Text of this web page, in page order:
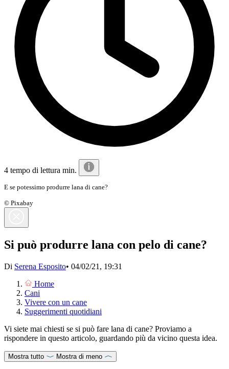
4 tempo di lettura min.
E se potessimo produrre lana di cane?
© Pixabay
Si può produrre lana con pelo di cane?
Di Serena Esposito• 04/02/21, 19:31
Home
Cani
Vivere con un cane
Suggerimenti quotidiani
Vi siete mai chiesti se si può fare lana di cane? Proviamo a
rispondere in questo articolo, guardando più da vicino questa idea.
Mostra tutto Mostra di meno